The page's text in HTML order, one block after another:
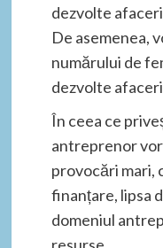
dezvolte
De asemenea,
numărului de
dezvolte
În ceea ce
antreprenor
provocări mari,
finanțare, lipsa
domeniul
resurse.